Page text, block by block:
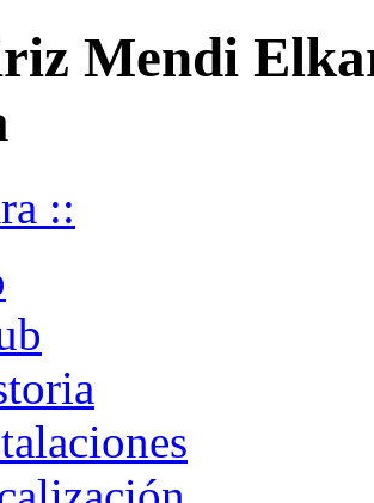
Mendi
::